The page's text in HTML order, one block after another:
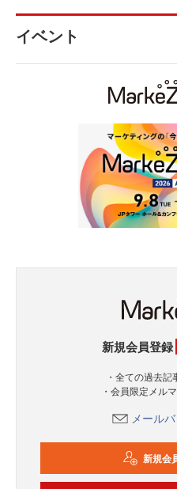
イベント
新規会員登録
・全ての過去
・会員限定メル
メール
新規会